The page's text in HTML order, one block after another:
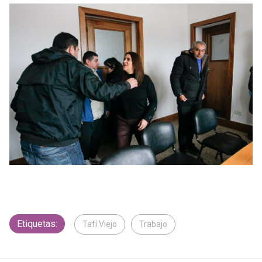
Etiquetas: Tafí Viejo Trabajo